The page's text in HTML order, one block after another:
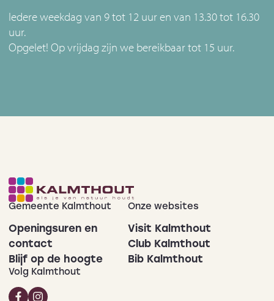
Iedere weekdag van 9 tot 12 uur en van 13.30 tot 16.30
uur.
Opgelet! Op vrijdag zijn we bereikbaar tot 15 uur.
Gemeente Kalmthout
Openingsuren en
contact
Blijf op de hoogte
Onze websites
Visit Kalmthout
Club Kalmthout
Bib Kalmthout
Volg Kalmthout